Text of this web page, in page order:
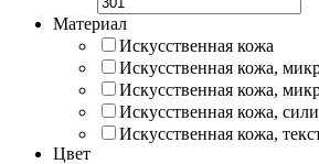
Материал
Искусственная кожа
Искусственная кожа,
Искусственная кожа,
Искусственная кожа,
Искусственная кожа,
Цвет